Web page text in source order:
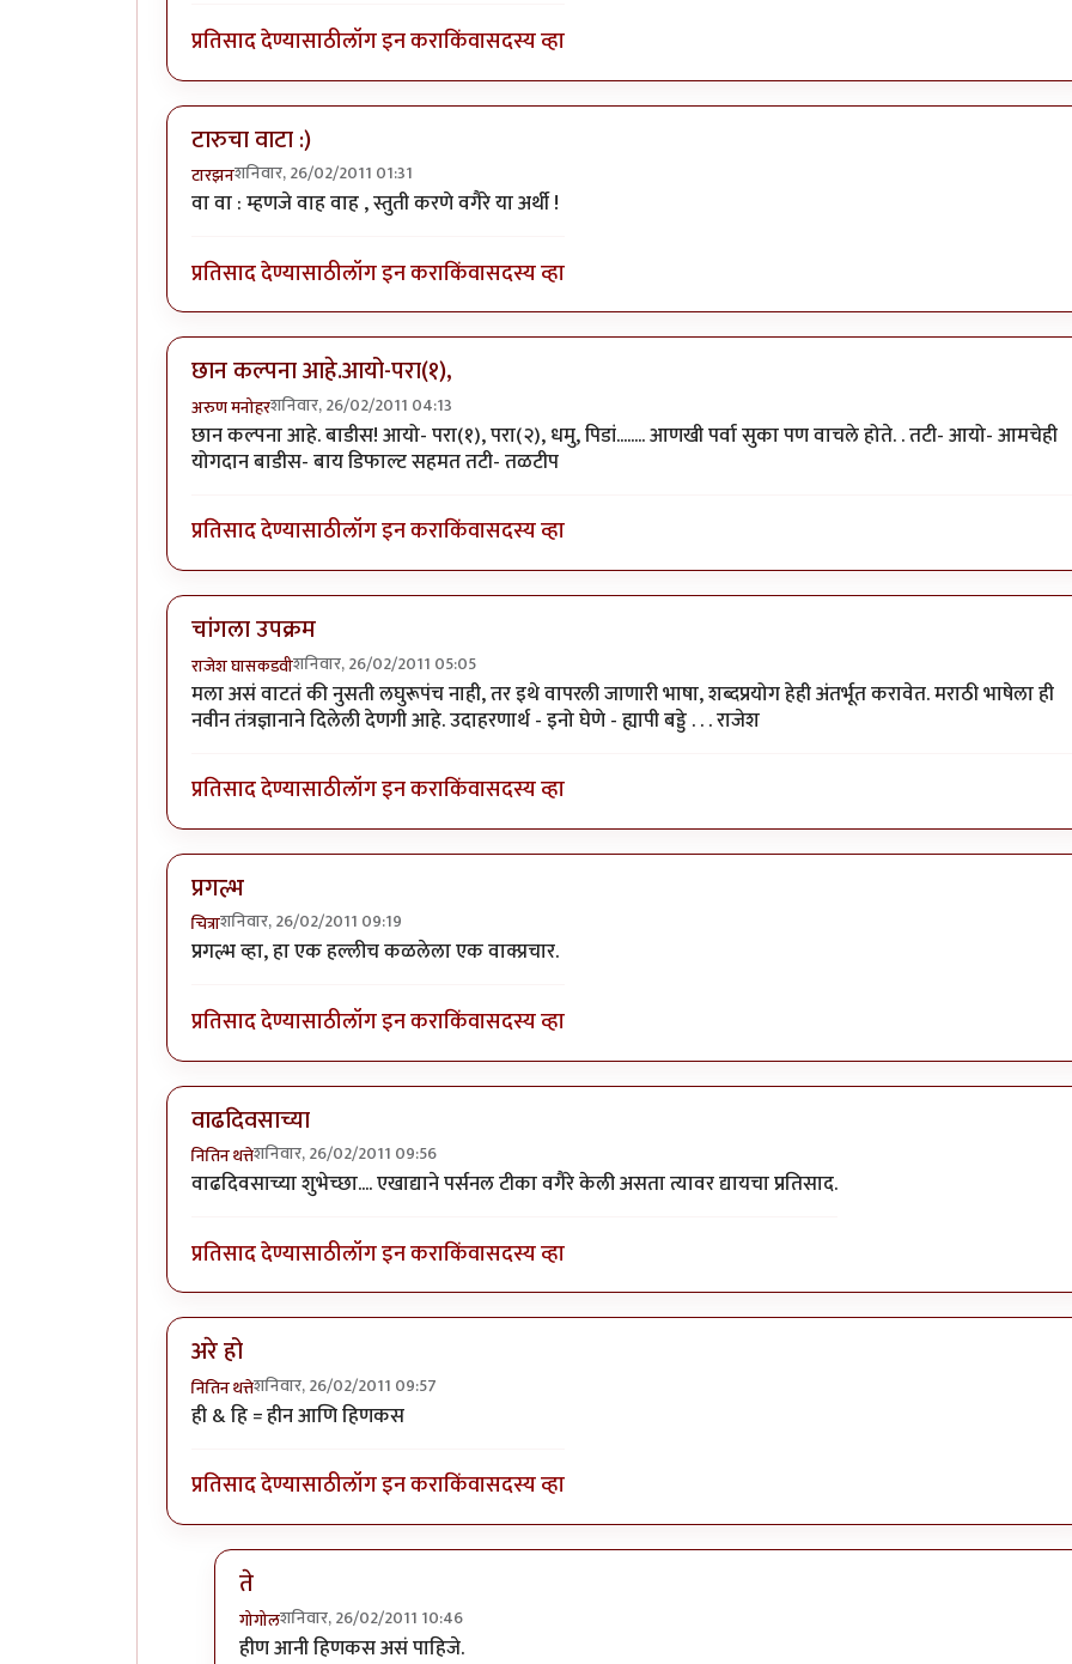
प्रतिसाद देण्यासाठीलॉग इन कराकिंवासदस्य व्हा
टारुचा वाटा :)
टारझनशनिवार, 26/02/2011 01:31
वा वा : म्हणजे वाह वाह , स्तुती करणे वगैरे या अर्थी !
प्रतिसाद देण्यासाठीलॉग इन कराकिंवासदस्य व्हा
छान कल्पना आहे.आयो-परा(१),
अरुण मनोहरशनिवार, 26/02/2011 04:13
छान कल्पना आहे. बाडीस! आयो- परा(१), परा(२), धमु, पिडां........ आणखी पर्वा सुका पण वाचले होते. . तटी- आयो- आमचेही
योगदान बाडीस- बाय डिफाल्ट सहमत तटी- तळटीप
प्रतिसाद देण्यासाठीलॉग इन कराकिंवासदस्य व्हा
चांगला उपक्रम
राजेश घासकडवीशनिवार, 26/02/2011 05:05
मला असं वाटतं की नुसती लघुरूपंच नाही, तर इथे वापरली जाणारी भाषा, शब्दप्रयोग हेही अंतर्भूत करावेत. मराठी भाषेला ही
नवीन तंत्रज्ञानाने दिलेली देणगी आहे. उदाहरणार्थ - इनो घेणे - ह्यापी बड्डे . . . राजेश
प्रतिसाद देण्यासाठीलॉग इन कराकिंवासदस्य व्हा
प्रगल्भ
चित्राशनिवार, 26/02/2011 09:19
प्रगल्भ व्हा, हा एक हल्लीच कळलेला एक वाक्प्रचार.
प्रतिसाद देण्यासाठीलॉग इन कराकिंवासदस्य व्हा
वाढदिवसाच्या
नितिन थत्तेशनिवार, 26/02/2011 09:56
वाढदिवसाच्या शुभेच्छा.... एखाद्याने पर्सनल टीका वगैरे केली असता त्यावर द्यायचा प्रतिसाद.
प्रतिसाद देण्यासाठीलॉग इन कराकिंवासदस्य व्हा
अरे हो
नितिन थत्तेशनिवार, 26/02/2011 09:57
ही & हि = हीन आणि हिणकस
प्रतिसाद देण्यासाठीलॉग इन कराकिंवासदस्य व्हा
ते
गोगोलशनिवार, 26/02/2011 10:46
In reply toअरे होbyनितिन थत्ते
हीण आनी हिणकस असं पाहिजे.